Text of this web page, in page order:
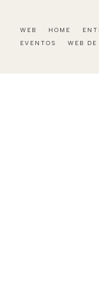
WEB HOME
EVENTOS
WEB DE